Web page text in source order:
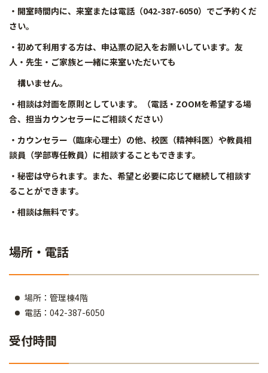
・開室時間内に、来室または電話（042-387-6050）でご予約くだ
さい。
・初めて利用する方は、申込票の記入をお願いしています。友
人・先生・ご家族と一緒に来室いただいても
構いません。
・相談は対面を原則としています。（電話・ZOOMを希望する場
合、担当カウンセラーにご相談ください）
・カウンセラー（臨床心理士）の他、校医（精神科医）や教員相
談員（学部専任教員）に相談することもできます。
・秘密は守られます。また、希望と必要に応じて継続して相談す
ることができます。
・相談は無料です。
場所・電話
場所：管理棟4階
電話：042-387-6050
受付時間